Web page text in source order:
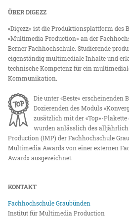
ÜBER DIGEZZ
«Digezz» ist die Produktionsplattform des
«Multimedia Production» an der
Berner Fachhochschule. Studierende
eigenständig multimediale Inhalte und
technische Kompetenz für ein
Kommunikation.
Die unter «Beste»
Dozierenden des Moduls
zusätzlich mit der «Top»-
wurden anlässlich des
Production (IMP) der Fachhochschule
Multimedia Awards von einer externen
Award» ausgezeichnet.
KONTAKT
Fachhochschule Graubünden
Institut für Multimedia Production